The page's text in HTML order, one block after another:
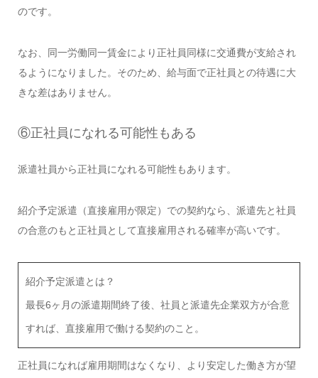
のです。
なお、同一労働同一賃金により正社員同様に交通費が支給され
るようになりました。そのため、給与面で正社員との待遇に大
きな差はありません。
⑥正社員になれる可能性もある
派遣社員から正社員になれる可能性もあります。
紹介予定派遣（直接雇用が限定）での契約なら、派遣先と社員
の合意のもと正社員として直接雇用される確率が高いです。
紹介予定派遣とは？
最長6ヶ月の派遣期間終了後、社員と派遣先企業双方が合意
すれば、直接雇用で働ける契約のこと。
正社員になれば雇用期間はなくなり、より安定した働き方が望